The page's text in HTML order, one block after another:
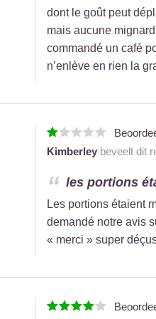
dont le goût peut
mais aucune
commandé un café
n’enlève en rien la
Kimberleybeveelt dit
les portions
Les portions étaient
demandé notre avis
« merci » super